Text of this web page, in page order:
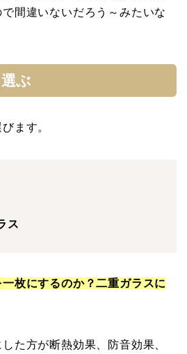
間違いないだろう～みたいな
ぶ
ます。
ス
一枚にするのか？二重ガラスに
た方が断熱効果、防音効果、